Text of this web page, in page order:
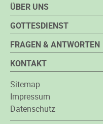
ÜBER UNS
GOTTESDIENST
FRAGEN & ANTWORTEN
KONTAKT
Sitemap
Impressum
Datenschutz